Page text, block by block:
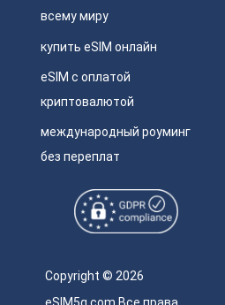
всему миру
купить eSIM онлайн
eSIM с оплатой
криптовалютой
международный роуминг
без переплат
Copyright © 2026